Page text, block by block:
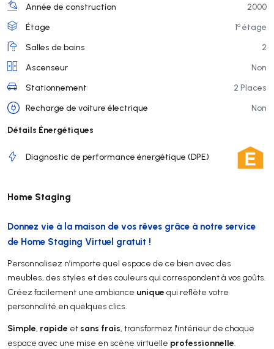
Année de construction
2000
Étage
1o étage
Salles de bains
2
Ascenseur
Non
Stationnement
2 Places
Recharge de voiture électrique
Non
Détails Énergétiques
Diagnostic de performance énergétique (DPE)
Home Staging
Donnez vie à la maison de vos rêves grâce à notre service
de Home Staging Virtuel gratuit !
Personnalisez n’importe quel espace de ce bien avec des
meubles, des styles et des couleurs qui correspondent à vos goûts.
Créez facilement une ambiance unique qui reflète votre
personnalité en quelques clics.
Simple, rapide et sans frais, transformez l'intérieur de chaque
espace avec une mise en scène virtuelle professionnelle.